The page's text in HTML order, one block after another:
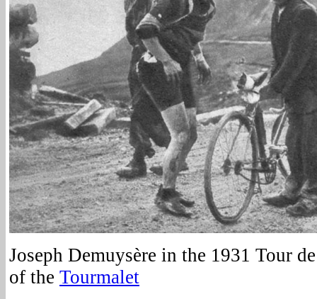
Joseph Demuysère in the 1931 Tour
of the Tourmalet